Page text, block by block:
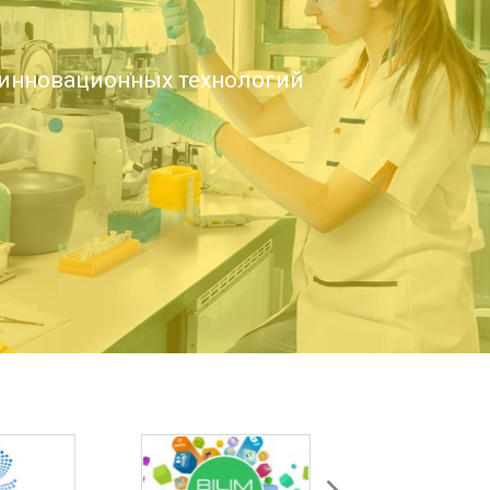
технологий